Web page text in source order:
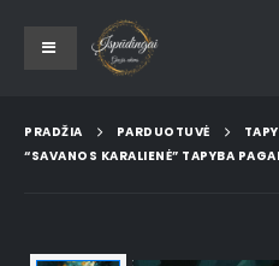
PRADŽIA PARDUOTUVĖ
“SAVANOS KARALIENĖ” TAPYBA